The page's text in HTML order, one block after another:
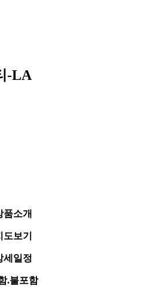
-LA
품소개
도보기
세일정
.불포함